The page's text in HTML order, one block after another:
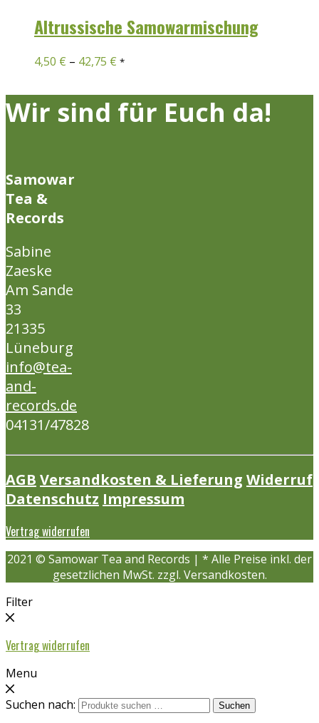
Altrussische Samowarmischung
4,50 € – 42,75 € *
Wir sind für Euch da!
Samowar
Tea &
Records
Sabine
Zaeske
Am Sande
33
21335
Lüneburg
info@tea-
and-
records.de
04131/47828
AGB Versandkosten & Lieferung Widerruf
Datenschutz Impressum
Vertrag widerrufen
2021 © Samowar Tea and Records | * Alle Preise inkl. der
gesetzlichen MwSt. zzgl. Versandkosten.
Filter
Vertrag widerrufen
Menu
Suchen nach:
Suchen